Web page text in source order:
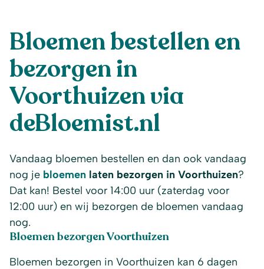
Bloemen bestellen en
bezorgen in
Voorthuizen via
deBloemist.nl
Vandaag bloemen bestellen en dan ook vandaag
nog je bloemen laten bezorgen in Voorthuizen?
Dat kan! Bestel voor 14:00 uur (zaterdag voor
12:00 uur) en wij bezorgen de bloemen vandaag
nog.
Bloemen bezorgen Voorthuizen
Bloemen bezorgen in Voorthuizen kan 6 dagen